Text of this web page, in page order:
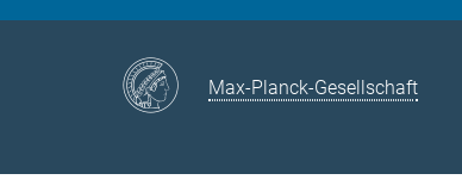
Max-Planck-Gesellschaft